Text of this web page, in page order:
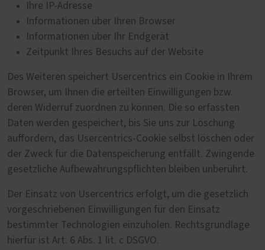
Ihre IP-Adresse
Informationen über Ihren Browser
Informationen über Ihr Endgerät
Zeitpunkt Ihres Besuchs auf der Website
Des Weiteren speichert Usercentrics ein Cookie in Ihrem
Browser, um Ihnen die erteilten Einwilligungen bzw.
deren Widerruf zuordnen zu können. Die so erfassten
Daten werden gespeichert, bis Sie uns zur Löschung
auffordern, das Usercentrics-Cookie selbst löschen oder
der Zweck für die Datenspeicherung entfällt. Zwingende
gesetzliche Aufbewahrungspflichten bleiben unberührt.
Der Einsatz von Usercentrics erfolgt, um die gesetzlich
vorgeschriebenen Einwilligungen für den Einsatz
bestimmter Technologien einzuholen. Rechtsgrundlage
hierfür ist Art. 6 Abs. 1 lit. c DSGVO.